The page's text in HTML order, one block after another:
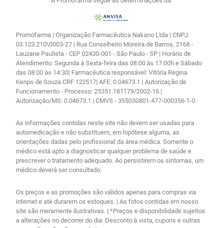
Promofarma | Organização Farmacêutica Nakano Ltda | CNPJ:
03.123.210\0003-27 | Rua Conselheiro Moreira de Barros, 2168 -
Lauzane Paulista - CEP 02430-001 - São Paulo - SP | Horário de
Atendimento: Segunda à Sexta-feira das 08:00 às 17:00h e Sábado
das 08:00 às 14:30| Farmacêutica responsável: Vitória Regina
Kenps de Souza CRF 122517| AFE: 0.04673.1 | Autorização de
Funcionamento - Processo: 25351.181179/2002-16 |
Autorização/MS: 0.04673.1 | CMVS - 355030801-477-000356-1-0
As informações contidas neste site não devem ser usadas para
automedicação e não substituem, em hipótese alguma, as
orientações dadas pelo profissional da área médica. Somente o
médico está apto a diagnosticar qualquer problema de saúde e
prescrever o tratamento adequado. Ao persistirem os sintomas, um
médico deverá ser consultado.
Os preços e as promoções são válidos apenas para compras via
internet e até durarem os estoques. | As fotos contidas em nosso
site são meramente ilustrativas. | *Preços e disponibilidade sujeitos
a alterações no decorrer do dia. Desconto à vista, cupons e outras